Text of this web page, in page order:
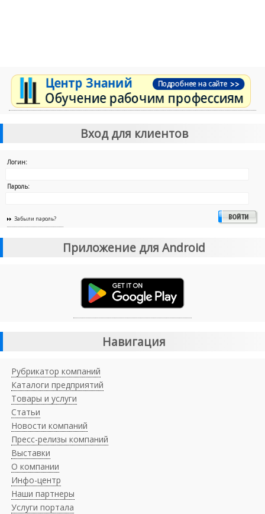
Вход для клиентов
Логин:
Пароль:
Забыли пароль?
Приложение для Android
Навигация
Рубрикатор компаний
Каталоги предприятий
Товары и услуги
Статьи
Новости компаний
Пресс-релизы компаний
Выставки
О компании
Инфо-центр
Наши партнеры
Услуги портала